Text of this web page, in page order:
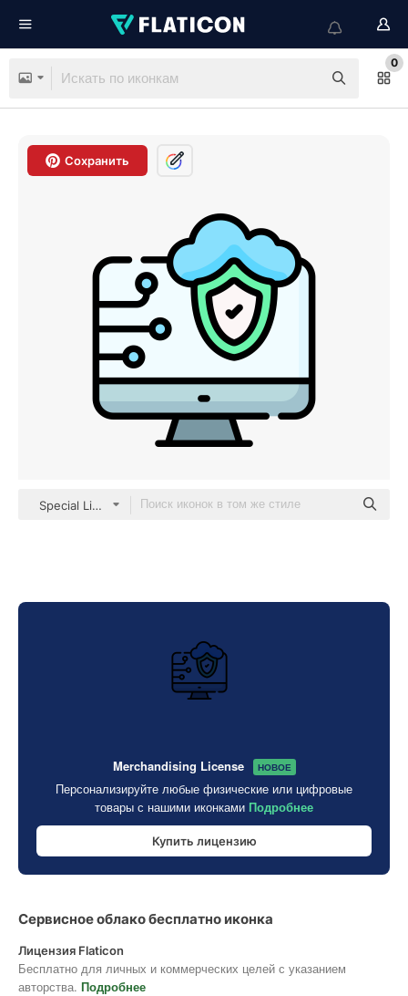
0
Сохранить
Special Lineal color
Merchandising License НОВОЕ
Персонализируйте любые физические или цифровые
товары с нашими иконками Подробнее
Купить лицензию
Сервисное облако бесплатно иконка
Лицензия Flaticon
Бесплатно для личных и коммерческих целей с указанием
авторства. Подробнее